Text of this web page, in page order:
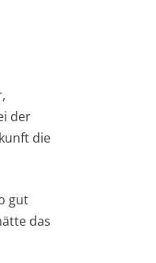
der
die
gut
das